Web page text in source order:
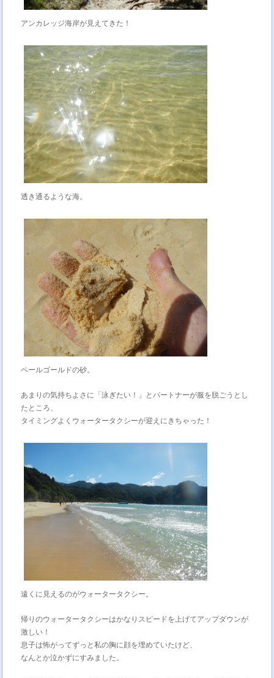
アンカレッジ海岸が見えてきた！
透き通るような海。
ペールゴールドの砂。
あまりの気持ちよさに「泳ぎたい！」とパートナーが服を脱ごうとし
たところ、
タイミングよくウォータータクシーが迎えにきちゃった！
遠くに見えるのがウォータータクシー。
帰りのウォータータクシーはかなりスピードを上げてアップダウンが
激しい！
息子は怖がってずっと私の胸に顔を埋めていたけど、
なんとか泣かずにすみました。